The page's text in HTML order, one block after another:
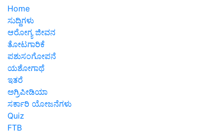
Home
ಸುದ್ದಿಗಳು
ಆರೋಗ್ಯ ಜೀವನ
ತೋಟಗಾರಿಕೆ
ಪಶುಸಂಗೋಪನೆ
ಯಶೋಗಾಥೆ
ಇತರೆ
ಅಗ್ರಿಪೀಡಿಯಾ
ಸರ್ಕಾರಿ ಯೋಜನೆಗಳು
Quiz
FTB